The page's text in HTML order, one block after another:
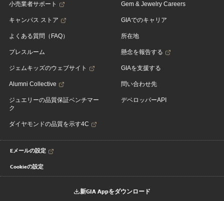
小売業者サポート
キャンパス ストア
よくある質問（FAQ）
プレスルーム
ジェムキッズのウェブサイト
Alumni Collective
ジュエリーの品質保証ベンチマー
ク
ダイヤモンドの品質を示す4C
Gem & Jewelry Careers
GIAでのキャリア
所在地
懸念を報告する
GIAを支援する
問い合わせ先
デベロッパーAPI
Eメールの設定
Cookieの設定
新GIA Appをダウンロード